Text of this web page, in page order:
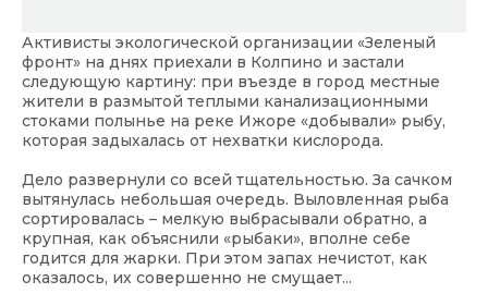
Активисты экологической организации «Зеленый
фронт» на днях приехали в Колпино и застали
следующую картину: при въезде в город местные
жители в размытой теплыми канализационными
стоками полынье на реке Ижоре «добывали» рыбу,
которая задыхалась от нехватки кислорода.
Дело развернули со всей тщательностью. За сачком
вытянулась небольшая очередь. Выловленная рыба
сортировалась – мелкую выбрасывали обратно, а
крупная, как объяснили «рыбаки», вполне себе
годится для жарки. При этом запах нечистот, как
оказалось, их совершенно не смущает...